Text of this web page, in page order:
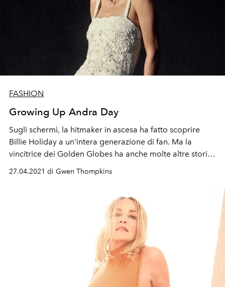
FASHION
Growing Up Andra Day
Sugli schermi, la hitmaker in ascesa ha fatto scoprire
Billie Holiday a un'intera generazione di fan. Ma la
vincitrice dei Golden Globes ha anche molte altre storie
da raccontare.
27.04.2021 di Gwen Thompkins